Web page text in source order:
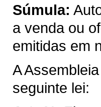
Súmula:
a venda ou
emitidas em
A
seguinte lei: